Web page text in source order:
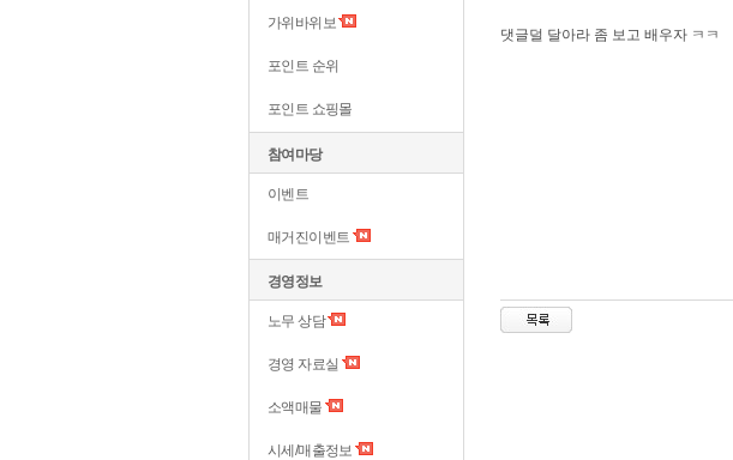
가위바위보
포인트 순위
포인트 쇼핑몰
참여마당
이벤트
매거진이벤트
경영정보
노무 상담
경영 자료실
소액매물
시세/매출정보
댓글덜 달아라 좀 보고 배우자 ㅋㅋ